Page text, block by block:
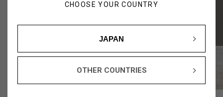
CHOOSE YOUR COUNTRY
JAPAN
OTHER COUNTRIES